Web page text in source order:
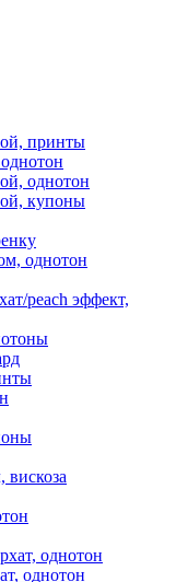
принты
однотон
купоны
однотон
peach эффект,
вискоза
однотон
однотон